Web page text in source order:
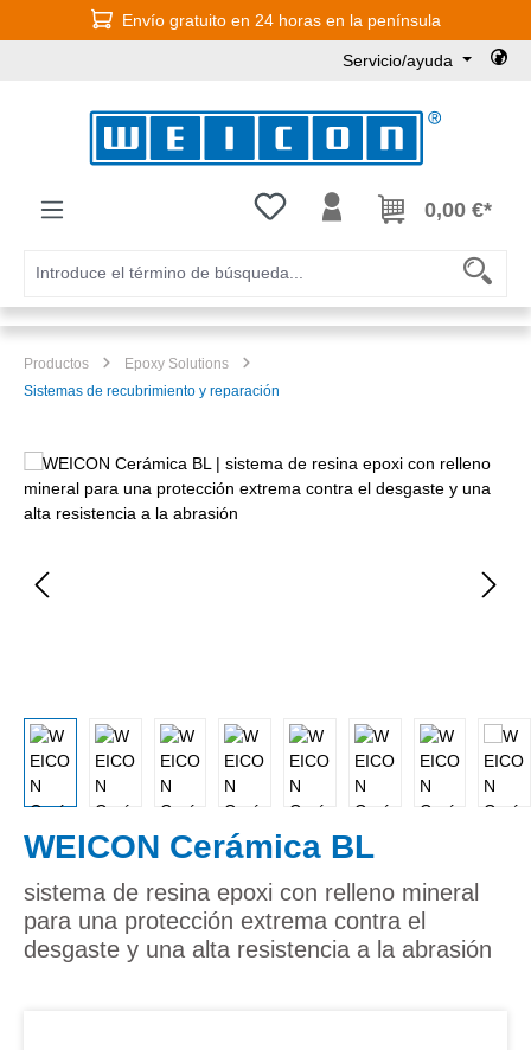
Saltar al contenido principalEnvío gratuito en 24 horas en la península
Servicio/ayuda
Tienes 0 artículos en tu lista de
0,00 €*
Productos
Epoxy Solutions
Sistemas de recubrimiento y reparación
Omitir galería de imágenes
WEICON Cerámica BL
sistema de resina epoxi con relleno mineral
para una protección extrema contra el
desgaste y una alta resistencia a la abrasión